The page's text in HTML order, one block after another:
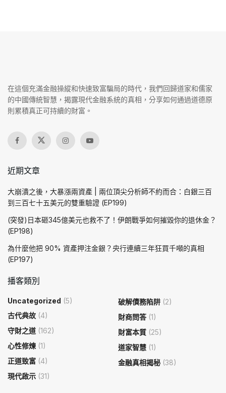
在這個充滿金融操縱和快速致富騙局的時代，我們回歸道家和儒家
的中國傳統智慧，揭露現代金融系統的真相，分享如何通過道德原
則累積真正可持續的財富。
近期文章
大崩潰之後，大暴漲兩資產 | 兩位頂尖分析師不約而合：白銀三百
到三百七十五美元的雙重驗證 (EP199)
(突發)日本砸345億美元也救不了！伊朗戰爭如何摧毀你的退休金？
(EP198)
為什麼他把 90% 資產押注金銀？央行連續三年狂買千噸的真相
(EP197)
播客類別
Uncategorized (5)
古代典故 (4)
守財之道 (162)
心性修煉 (1)
正道致富 (4)
現代啟示 (31)
破解債務陷阱 (2)
財商問答(1)
財富本質 (25)
道家智慧 (1)
金融真相揭秘 (38)